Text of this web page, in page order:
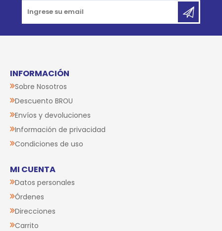
INFORMACIÓN
Sobre Nosotros
Descuento BROU
Envíos y devoluciones
Información de privacidad
Condiciones de uso
MI CUENTA
Datos personales
Órdenes
Direcciones
Carrito